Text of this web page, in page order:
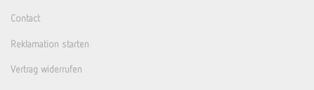
Contact
Reklamation starten
Vertrag widerrufen